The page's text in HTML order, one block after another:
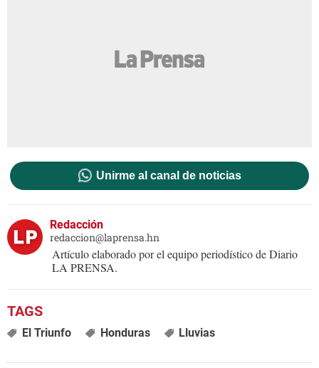
Unirme al canal de noticias
Redacción
redaccion@laprensa.hn
Artículo elaborado por el equipo periodístico de Diario
LA PRENSA.
El Triunfo Honduras Lluvias